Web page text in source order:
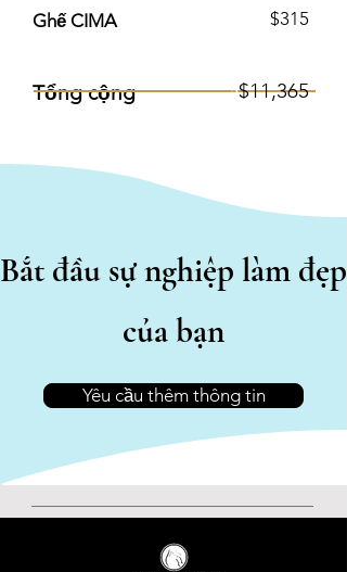
Ghế CIMA
Tổng cộng
$315
3$11,365
Bắt đầu sự nghiệp làm đẹp
của bạn
Yêu cầu thêm thông tin